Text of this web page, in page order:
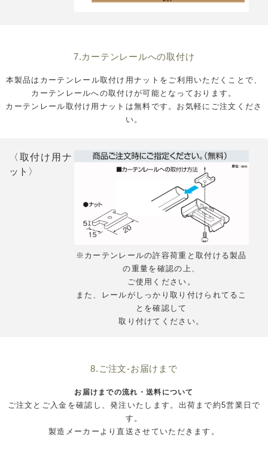
7.カーテンレールへの取付け
本製品はカーテンレール取付け用ナットをご利用いただくことで、
カーテンレールへの取付けが可能となっております。
カーテンレール取付け用ナットは無料です。お気軽にご注文くださ
い。
〈取付け用ナ
ット〉
※カーテンレールの許容荷重と取付ける製品
の重量を確認の上、
ご使用ください。
また、レールがしっかり取り付けられてるこ
とを確認して
取り付けてください。
8.ご注文-お届けまで
お届けまでの流れ・送料について
ご注文とご入金を確認し、発注いたします。出荷まで約5営業日で
す。
製造メーカーより直送させていただきます。